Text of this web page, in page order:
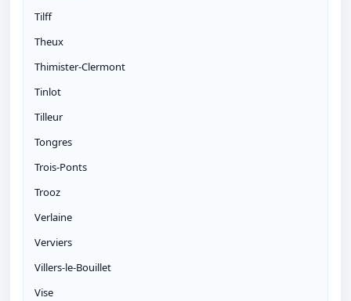
Tilff
Theux
Thimister-Clermont
Tinlot
Tilleur
Tongres
Trois-Ponts
Trooz
Verlaine
Verviers
Villers-le-Bouillet
Vise